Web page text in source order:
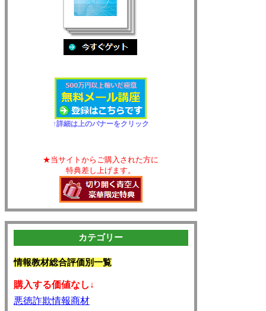
↑詳細は上のバナーをクリック
★当サイトからご購入された方に
特典差し上げます。
カテゴリー
情報教材総合評価別一覧
購入する価値なし↓
悪徳詐欺情報商材